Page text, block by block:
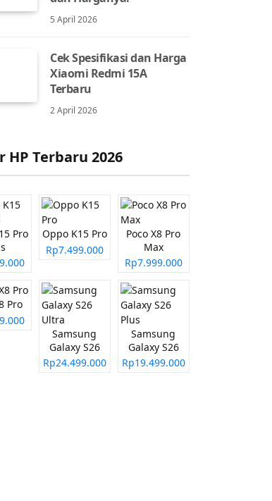
5 April 2026
Cek Spesifikasi dan Harga
Xiaomi Redmi 15A
Terbaru
2 April 2026
HP Terbaru 2026
Pro
Oppo K15 Pro
Rp7.499.000
Poco X8 Pro
Max
Rp7.999.000
Pro
Samsung
Galaxy S26
Ultra
Rp24.499.000
Samsung
Galaxy S26
Plus
Rp19.499.000